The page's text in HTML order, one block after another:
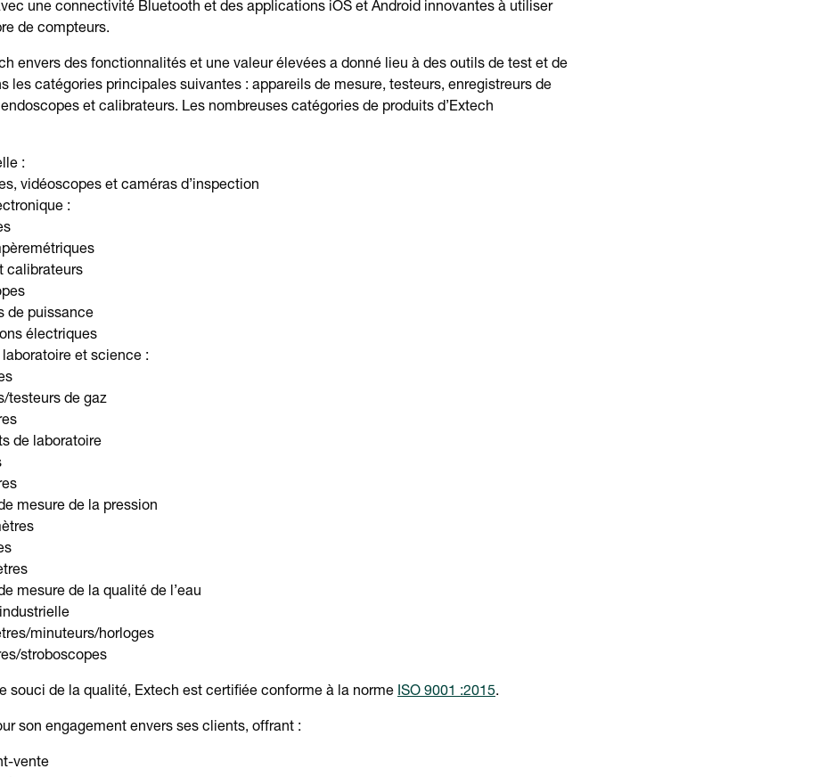
une connectivité Bluetooth et des applications iOS et Android innovantes à utiliser
de compteurs.
envers des fonctionnalités et une valeur élevées a donné lieu à des outils de test et de
les catégories principales suivantes : appareils de mesure, testeurs, enregistreurs de
et calibrateurs. Les nombreuses catégories de produits d’Extech
:
vidéoscopes et caméras d’inspection
:
calibrateurs
de puissance
électriques
et science :
testeurs de gaz
de laboratoire
mesure de la pression
mesure de la qualité de l’eau
minuteurs/horloges
stroboscopes
souci de la qualité, Extech est certifiée conforme à la norme ISO 9001 :2015.
son engagement envers ses clients, offrant :
vente